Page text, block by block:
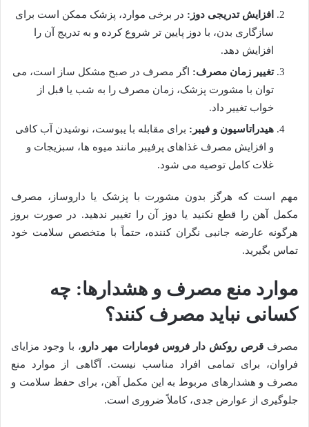
افزایش تدریجی دوز: در برخی موارد، پزشک ممکن است برای
سازگاری بدن، با دوز پایین تر شروع کرده و به تدریج آن را
افزایش دهد.
تغییر زمان مصرف: اگر مصرف در صبح مشکل ساز است، می
توان با مشورت پزشک، زمان مصرف را به شب یا قبل از
خواب تغییر داد.
هیدراتاسیون و فیبر: برای مقابله با یبوست، نوشیدن آب کافی
و افزایش مصرف غذاهای پرفیبر مانند میوه ها، سبزیجات و
غلات کامل توصیه می شود.
مهم است که هرگز بدون مشورت با پزشک یا داروساز، مصرف
مکمل آهن را قطع نکنید یا دوز آن را تغییر ندهید. در صورت بروز
هرگونه عارضه جانبی نگران کننده، حتماً با متخصص سلامت خود
تماس بگیرید.
موارد منع مصرف و هشدارها: چه
کسانی نباید مصرف کنند؟
مصرفقرص روکش دار فروس فومارات مهر دارو، با وجود مزایای
فراوان، برای تمامی افراد مناسب نیست. آگاهی از موارد منع
مصرف و هشدارهای مربوط به این مکمل آهن، برای حفظ سلامت و
جلوگیری از عوارض جدی، کاملاً ضروری است.